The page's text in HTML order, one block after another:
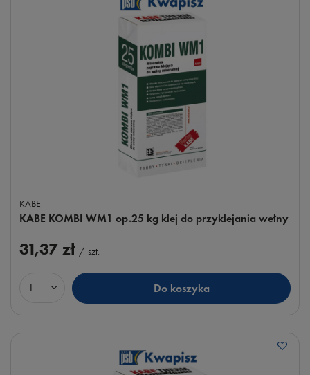
KABE
KABE KOMBI WM1 op.25 kg klej do przyklejania wełny
31,37 zł / szt.
Ilość produktów Do koszyka